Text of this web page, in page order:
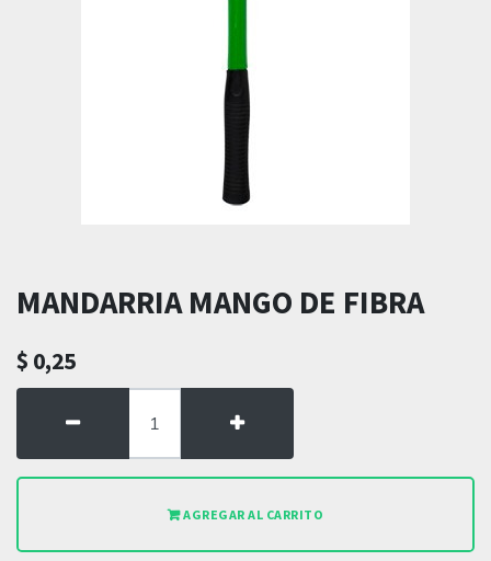
MANDARRIA MANGO DE FIBRA
$ 0,25
AGREGAR AL CARRITO